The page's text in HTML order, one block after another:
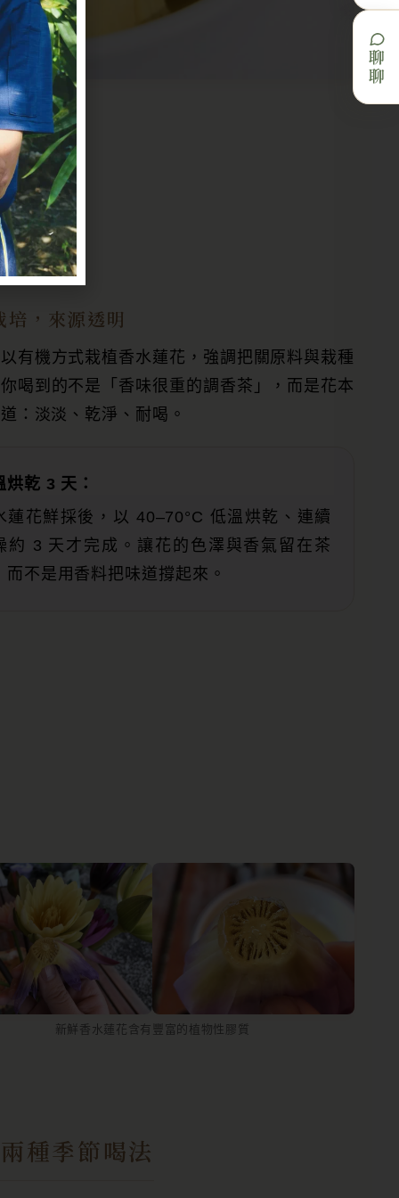
培，來源透明
有機方式栽植香水蓮花，強調把關原料與栽種
喝到的不是「香味很重的調香茶」，而是花本
：淡淡、乾淨、耐喝。
烘乾 3 天：
蓮花鮮採後，以 40–70°C 低溫烘乾、連續
約 3 天才完成。讓花的色澤與香氣留在茶
而不是用香料把味道撐起來。
新鮮香水蓮花含有豐富的植物性膠質
種季節喝法
聊聊